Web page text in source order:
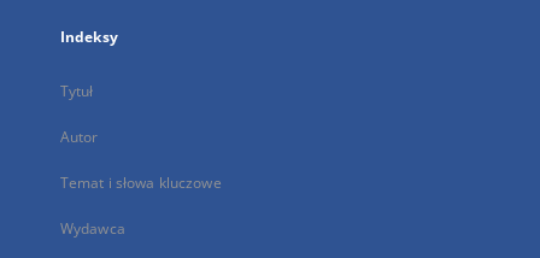
Indeksy
Tytuł
Autor
Temat i słowa kluczowe
Wydawca